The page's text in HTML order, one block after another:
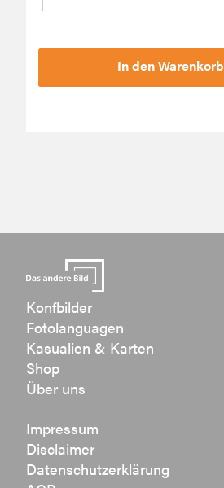
In den Warenkorb
Konfbilder
Fotolanguagen
Kasualien & Karten
Shop
Über uns
Impressum
Disclaimer
Datenschutzerklärung